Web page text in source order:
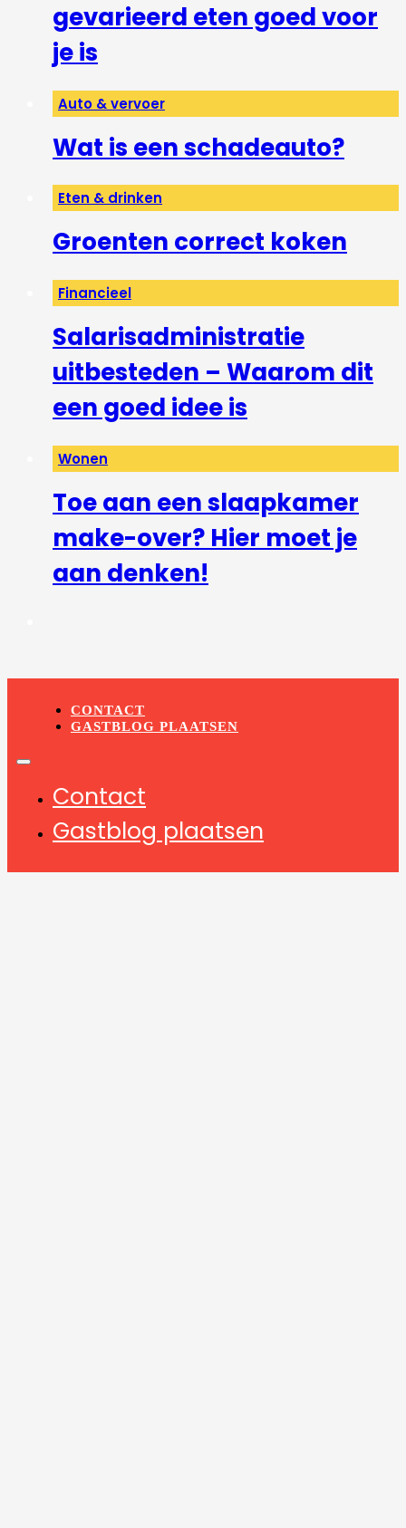
gevarieerd eten goed voor
je is
Auto & vervoer
Wat is een schadeauto?
Eten & drinken
Groenten correct koken
Financieel
Salarisadministratie
uitbesteden – Waarom dit
een goed idee is
Wonen
Toe aan een slaapkamer
make-over? Hier moet je
aan denken!
CONTACT
GASTBLOG PLAATSEN
Contact
Gastblog plaatsen